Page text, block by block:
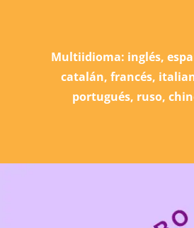
Multiidioma: inglés,
catalán, francés,
portugués, ruso,